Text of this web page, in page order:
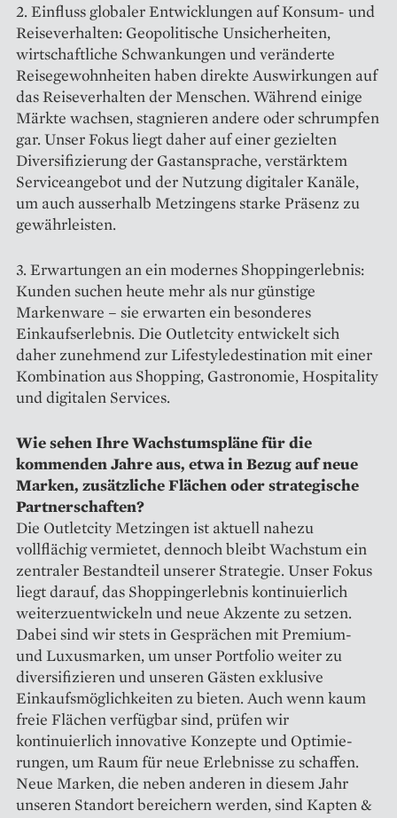
2. Einfluss globaler Entwick­lungen auf Konsum- und
Reise­verhalten: Geopolitische Unsicherheiten,
wirtschaftliche Schwankungen und veränderte
Reisegewohnheiten haben direkte Auswirkungen auf
das Reiseverhalten der Menschen. Während einige
Märkte wachsen, stagnieren andere oder schrumpfen
gar. Unser Fokus liegt daher auf einer gezielten
Diversifizierung der Gast­ansprache, verstärktem
Service­angebot und der Nutzung digitaler Kanäle,
um auch ausserhalb Metzingens starke Präsenz zu
gewährleisten.
3. Erwartungen an ein modernes Shoppingerlebnis:
Kunden suchen heute mehr als nur günstige
Markenware – sie erwarten ein besonderes
Einkaufserlebnis. Die Outletcity ent­wickelt sich
daher zunehmend zur Lifestyledestination mit einer
Kombination aus Shopping, Gastronomie, Hospitality
und digitalen Services.
Wie sehen Ihre Wachstumspläne für die
kommenden Jahre aus, etwa in Bezug auf neue
Marken, ­zusätzliche Flächen oder strate­gische
Partnerschaften?
Die Outletcity Metzingen ist aktuell nahezu
vollflächig vermietet, dennoch bleibt Wachstum ein
zentraler Bestandteil unserer Strategie. Unser Fokus
liegt darauf, das Shoppingerlebnis kontinuierlich
weiterzuentwickeln und neue Akzente zu setzen.
Dabei sind wir stets in Gesprächen mit Premium-
und Luxusmarken, um unser Portfolio weiter zu
diversi­fizieren und unseren Gästen exklusive
Einkaufsmöglichkeiten zu bieten. Auch wenn kaum
freie Flächen verfügbar sind, prüfen wir
kontinuierlich innovative Konzepte und Optimie­
rungen, um Raum für neue Erlebnisse zu schaffen.
Neue Marken, die neben anderen in diesem Jahr
unseren Standort bereichern werden, sind Kapten &